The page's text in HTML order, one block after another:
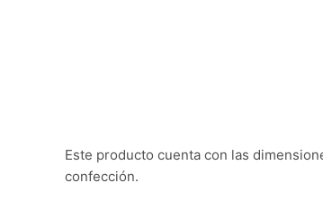
Este producto cuenta con las
confección.